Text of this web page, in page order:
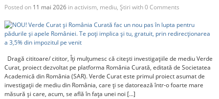
Posted on 11 mai 2026inactivism, mediu, Știri with0 Comments
Dragă cititoare/ cititor, Îți mulțumesc că citești investigațiile de mediu Verde
Curat, proiect dezvoltat pe platforma România Curată, editată de Societatea
Academică din România (SAR). Verde Curat este primul proiect asumat de
investigații de mediu din România, care ți se datorează într-o foarte mare
măsură și care, acum, se află în fața unei noi […]